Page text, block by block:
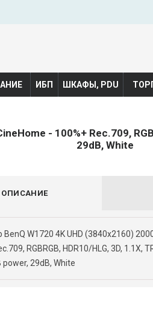
ИБП ШКАФЫ, PDU
- 100%+ Rec.709,
29dB, White
ОПИСАНИЕ
BenQ W1720 4K UHD (3840x2160)
RGBRGB, HDR10/HLG, 3D, 1.1X,
power, 29dB, White